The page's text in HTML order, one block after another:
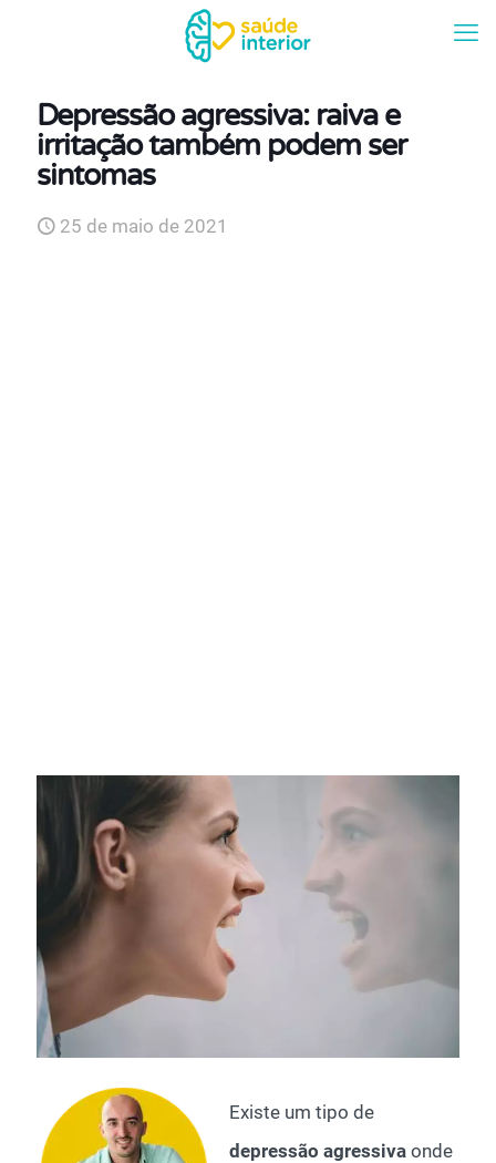
Depressão agressiva: raiva e
irritação também podem ser
sintomas
25 de maio de 2021
Existe um tipo de
depressão agressiva onde